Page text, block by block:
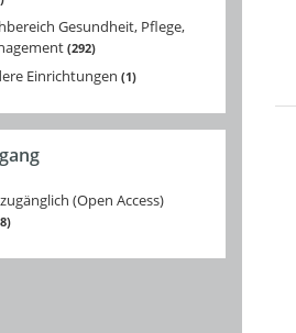
Gesundheit, Pflege,
292
Einrichtungen 1
(Open Access)